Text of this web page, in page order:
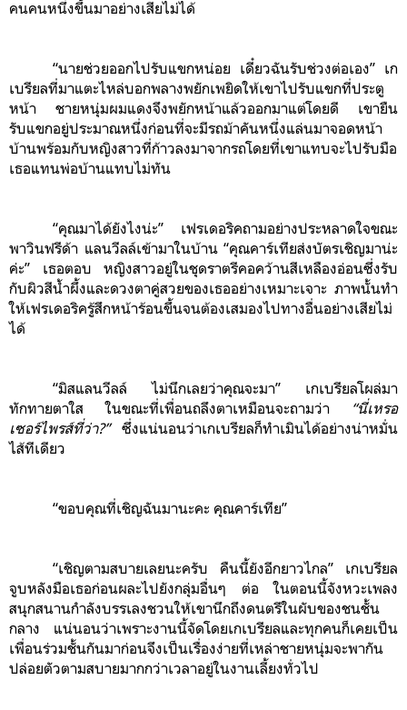
คนคนหนึ่งขึ้นมาอย่างเสียไม่ได้
“นายช่วยออกไปรับแขกหน่อย เดี๋ยวฉันรับช่วงต่อเอง” เก
เบรียลที่มาแตะไหล่บอกพลางพยักเพยิดให้เขาไปรับแขกที่ประตู
หน้า ชายหนุ่มผมแดงจึงพยักหน้าแล้วออกมาแต่โดยดี เขายืน
รับแขกอยู่ประมาณหนึ่งก่อนที่จะมีรถม้าคันหนึ่งแล่นมาจอดหน้า
บ้านพร้อมกับหญิงสาวที่ก้าวลงมาจากรถโดยที่เขาแทบจะไปรับมือ
เธอแทนพ่อบ้านแทบไม่ทัน
“คุณมาได้ยังไงน่ะ” เฟรเดอริคถามอย่างประหลาดใจขณะ
พาวินฟรีด้า แลนวีลล์เข้ามาในบ้าน “คุณคาร์เทียส่งบัตรเชิญมาน่ะ
ค่ะ” เธอตอบ หญิงสาวอยู่ในชุดราตรีคอคว้านสีเหลืองอ่อนซึ่งรับ
กับผิวสีน้ำผึ้งและดวงตาคู่สวยของเธออย่างเหมาะเจาะ ภาพนั้นทำ
ให้เฟรเดอริครู้สึกหน้าร้อนขึ้นจนต้องเสมองไปทางอื่นอย่างเสียไม่
ได้
“มิสแลนวีลล์ ไม่นึกเลยว่าคุณจะมา” เกเบรียลโผล่มา
ทักทายตาใส ในขณะที่เพื่อนถลึงตาเหมือนจะถามว่า “นี่เหรอ
เซอร์ไพรส์ที่ว่า?”
ซึ่งแน่นอนว่าเกเบรียลก็ทำเมินได้อย่างน่าหมั่น
ไส้ทีเดียว
“ขอบคุณที่เชิญฉันมานะคะ คุณคาร์เทีย”
“เชิญตามสบายเลยนะครับ คืนนี้ยังอีกยาวไกล” เกเบรียล
จูบหลังมือเธอก่อนผละไปยังกลุ่มอื่นๆ ต่อ ในตอนนี้จังหวะเพลง
สนุกสนานกำลังบรรเลงชวนให้เขานึกถึงดนตรีในผับของชนชั้น
กลาง แน่นอนว่าเพราะงานนี้จัดโดยเกเบรียลและทุกคนก็เคยเป็น
เพื่อนร่วมชั้นกันมาก่อนจึงเป็นเรื่องง่ายที่เหล่าชายหนุ่มจะพากัน
ปล่อยตัวตามสบายมากกว่าเวลาอยู่ในงานเลี้ยงทั่วไป